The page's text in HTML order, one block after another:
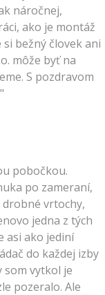
náročnej,
ako je montáž
bežný človek ani
môže byť na
S pozdravom
pobočkou.
po zameraní,
vrtochy,
jedna z tých
asi ako jediní
do každej izby
som vytkol je
pozeralo. Ale